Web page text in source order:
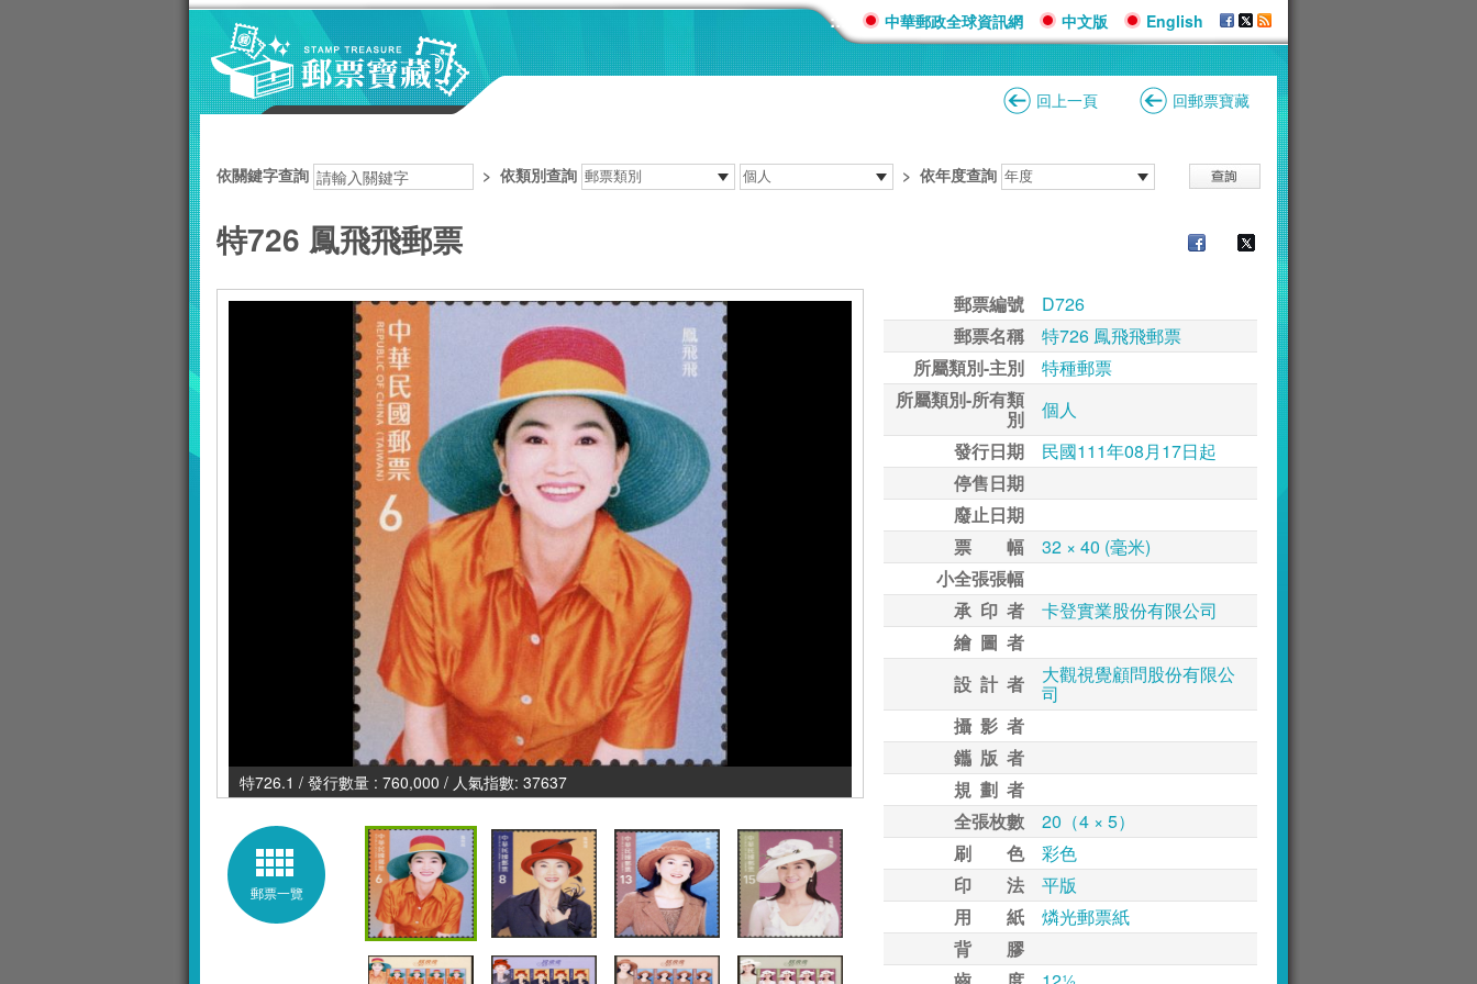
::: 中華郵政全球資訊網 中文版 English
回上一頁 回郵票寶藏
依關鍵字查詢 > 依類別查詢 > 依年度查詢
特726 鳳飛飛郵票
特726.1 / 發行數量 : 760,000 / 人氣指數: 37637
郵票一覽
郵票編號
D726
郵票名稱
特726 鳳飛飛郵票
所屬類別-主別
特種郵票
所屬類別-所有類
別
個人
發行日期
民國111年08月17日起
停售日期
廢止日期
票 幅
32 × 40 (毫米)
小全張張幅
承 印 者
卡登實業股份有限公司
繪 圖 者
設 計 者
大觀視覺顧問股份有限公
司
攝 影 者
鑴 版 者
規 劃 者
全張枚數
20（4 × 5）
刷 色
彩色
印 法
平版
用 紙
燐光郵票紙
背 膠